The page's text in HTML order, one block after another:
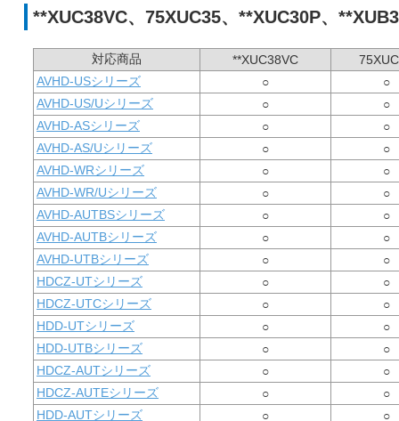
**XUC38VC、75XUC35、**XUC30P、
対応商品 **XUC38VC
AVHD-USシリーズ
○
○
AVHD-US/Uシリーズ
○
○
AVHD-ASシリーズ
○
○
AVHD-AS/Uシリーズ
○
○
AVHD-WRシリーズ
○
○
AVHD-WR/Uシリーズ
○
○
AVHD-AUTBSシリーズ
○
○
AVHD-AUTBシリーズ
○
○
AVHD-UTBシリーズ
○
○
HDCZ-UTシリーズ
○
○
HDCZ-UTCシリーズ
○
○
HDD-UTシリーズ
○
○
HDD-UTBシリーズ
○
○
HDCZ-AUTシリーズ
○
○
HDCZ-AUTEシリーズ
○
○
HDD-AUTシリーズ
○
○